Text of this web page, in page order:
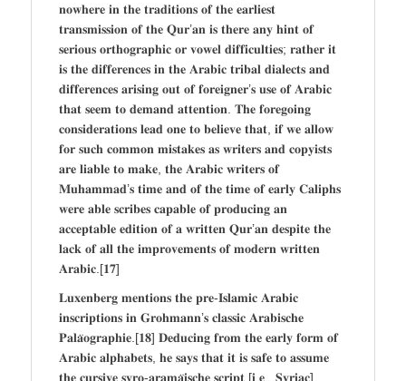
𝐧𝐨𝐰𝐡𝐞𝐫𝐞 𝐢𝐧 𝐭𝐡𝐞 𝐭𝐫𝐚𝐝𝐢𝐭𝐢𝐨𝐧𝐬 𝐨𝐟 𝐭𝐡𝐞 𝐞𝐚𝐫𝐥𝐢𝐞𝐬𝐭
𝐭𝐫𝐚𝐧𝐬𝐦𝐢𝐬𝐬𝐢𝐨𝐧 𝐨𝐟 𝐭𝐡𝐞 𝐐𝐮𝐫’𝐚𝐧 𝐢𝐬 𝐭𝐡𝐞𝐫𝐞 𝐚𝐧𝐲 𝐡𝐢𝐧𝐭 𝐨𝐟
𝐬𝐞𝐫𝐢𝐨𝐮𝐬 𝐨𝐫𝐭𝐡𝐨𝐠𝐫𝐚𝐩𝐡𝐢𝐜 𝐨𝐫 𝐯𝐨𝐰𝐞𝐥 𝐝𝐢𝐟𝐟𝐢𝐜𝐮𝐥𝐭𝐢𝐞𝐬; 𝐫𝐚𝐭𝐡𝐞𝐫 𝐢𝐭
𝐢𝐬 𝐭𝐡𝐞 𝐝𝐢𝐟𝐟𝐞𝐫𝐞𝐧𝐜𝐞𝐬 𝐢𝐧 𝐭𝐡𝐞 𝐀𝐫𝐚𝐛𝐢𝐜 𝐭𝐫𝐢𝐛𝐚𝐥 𝐝𝐢𝐚𝐥𝐞𝐜𝐭𝐬 𝐚𝐧𝐝
𝐝𝐢𝐟𝐟𝐞𝐫𝐞𝐧𝐜𝐞𝐬 𝐚𝐫𝐢𝐬𝐢𝐧𝐠 𝐨𝐮𝐭 𝐨𝐟 𝐟𝐨𝐫𝐞𝐢𝐠𝐧𝐞𝐫’𝐬 𝐮𝐬𝐞 𝐨𝐟 𝐀𝐫𝐚𝐛𝐢𝐜
𝐭𝐡𝐚𝐭 𝐬𝐞𝐞𝐦 𝐭𝐨 𝐝𝐞𝐦𝐚𝐧𝐝 𝐚𝐭𝐭𝐞𝐧𝐭𝐢𝐨𝐧. 𝐓𝐡𝐞 𝐟𝐨𝐫𝐞𝐠𝐨𝐢𝐧𝐠
𝐜𝐨𝐧𝐬𝐢𝐝𝐞𝐫𝐚𝐭𝐢𝐨𝐧𝐬 𝐥𝐞𝐚𝐝 𝐨𝐧𝐞 𝐭𝐨 𝐛𝐞𝐥𝐢𝐞𝐯𝐞 𝐭𝐡𝐚𝐭, 𝐢𝐟 𝐰𝐞 𝐚𝐥𝐥𝐨𝐰
𝐟𝐨𝐫 𝐬𝐮𝐜𝐡 𝐜𝐨𝐦𝐦𝐨𝐧 𝐦𝐢𝐬𝐭𝐚𝐤𝐞𝐬 𝐚𝐬 𝐰𝐫𝐢𝐭𝐞𝐫𝐬 𝐚𝐧𝐝 𝐜𝐨𝐩𝐲𝐢𝐬𝐭𝐬
𝐚𝐫𝐞 𝐥𝐢𝐚𝐛𝐥𝐞 𝐭𝐨 𝐦𝐚𝐤𝐞, 𝐭𝐡𝐞 𝐀𝐫𝐚𝐛𝐢𝐜 𝐰𝐫𝐢𝐭𝐞𝐫𝐬 𝐨𝐟
𝐌𝐮𝐡𝐚𝐦𝐦𝐚𝐝’𝐬 𝐭𝐢𝐦𝐞 𝐚𝐧𝐝 𝐨𝐟 𝐭𝐡𝐞 𝐭𝐢𝐦𝐞 𝐨𝐟 𝐞𝐚𝐫𝐥𝐲 𝐂𝐚𝐥𝐢𝐩𝐡𝐬
𝐰𝐞𝐫𝐞 𝐚𝐛𝐥𝐞 𝐬𝐜𝐫𝐢𝐛𝐞𝐬 𝐜𝐚𝐩𝐚𝐛𝐥𝐞 𝐨𝐟 𝐩𝐫𝐨𝐝𝐮𝐜𝐢𝐧𝐠 𝐚𝐧
𝐚𝐜𝐜𝐞𝐩𝐭𝐚𝐛𝐥𝐞 𝐞𝐝𝐢𝐭𝐢𝐨𝐧 𝐨𝐟 𝐚 𝐰𝐫𝐢𝐭𝐭𝐞𝐧 𝐐𝐮𝐫’𝐚𝐧 𝐝𝐞𝐬𝐩𝐢𝐭𝐞 𝐭𝐡𝐞
𝐥𝐚𝐜𝐤 𝐨𝐟 𝐚𝐥𝐥 𝐭𝐡𝐞 𝐢𝐦𝐩𝐫𝐨𝐯𝐞𝐦𝐞𝐧𝐭𝐬 𝐨𝐟 𝐦𝐨𝐝𝐞𝐫𝐧 𝐰𝐫𝐢𝐭𝐭𝐞𝐧
𝐀𝐫𝐚𝐛𝐢𝐜.[𝟏𝟕]
𝐋𝐮𝐱𝐞𝐧𝐛𝐞𝐫𝐠 𝐦𝐞𝐧𝐭𝐢𝐨𝐧𝐬 𝐭𝐡𝐞 𝐩𝐫𝐞-𝐈𝐬𝐥𝐚𝐦𝐢𝐜 𝐀𝐫𝐚𝐛𝐢𝐜
𝐢𝐧𝐬𝐜𝐫𝐢𝐩𝐭𝐢𝐨𝐧𝐬 𝐢𝐧 𝐆𝐫𝐨𝐡𝐦𝐚𝐧𝐧’𝐬 𝐜𝐥𝐚𝐬𝐬𝐢𝐜 𝐀𝐫𝐚𝐛𝐢𝐬𝐜𝐡𝐞
𝐏𝐚𝐥𝐚̈𝐨𝐠𝐫𝐚𝐩𝐡𝐢𝐞.[𝟏𝟖] 𝐃𝐞𝐝𝐮𝐜𝐢𝐧𝐠 𝐟𝐫𝐨𝐦 𝐭𝐡𝐞 𝐞𝐚𝐫𝐥𝐲 𝐟𝐨𝐫𝐦 𝐨𝐟
𝐀𝐫𝐚𝐛𝐢𝐜 𝐚𝐥𝐩𝐡𝐚𝐛𝐞𝐭𝐬, 𝐡𝐞 𝐬𝐚𝐲𝐬 𝐭𝐡𝐚𝐭 𝐢𝐭 𝐢𝐬 𝐬𝐚𝐟𝐞 𝐭𝐨 𝐚𝐬𝐬𝐮𝐦𝐞
𝐭𝐡𝐞 𝐜𝐮𝐫𝐬𝐢𝐯𝐞 𝐬𝐲𝐫𝐨-𝐚𝐫𝐚𝐦𝐚̈𝐢𝐬𝐜𝐡𝐞 𝐬𝐜𝐫𝐢𝐩𝐭 [𝐢.𝐞., 𝐒𝐲𝐫𝐢𝐚𝐜]